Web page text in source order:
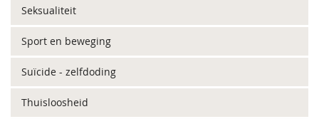
Seksualiteit
Sport en beweging
Suïcide - zelfdoding
Thuisloosheid